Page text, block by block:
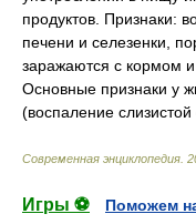
продуктов. Признаки:
печени и селезенки,
заражаются с кормом
Основные признаки у
(воспаление слизистой
Современная энциклопедия
Игры ⚽
Поможем